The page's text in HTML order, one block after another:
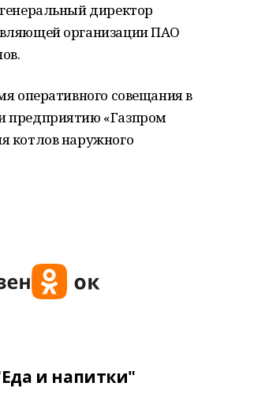
директор
организации ПАО
оперативного совещания в
предприятию «Газпром
котлов наружного
и напитки"